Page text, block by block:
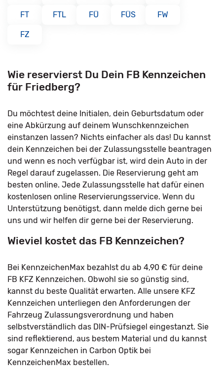
FT FTL FÜ FÜS FW
FZ
Wie reservierst Du Dein FB Kennzeichen
für Friedberg?
Du möchtest deine Initialen, dein Geburtsdatum oder
eine Abkürzung auf deinem Wunschkennzeichen
einstanzen lassen? Nichts einfacher als das! Du kannst
dein Kennzeichen bei der Zulassungsstelle beantragen
und wenn es noch verfügbar ist, wird dein Auto in der
Regel darauf zugelassen. Die Reservierung geht am
besten online. Jede Zulassungsstelle hat dafür einen
kostenlosen online Reservierungsservice. Wenn du
Unterstützung benötigst, dann melde dich gerne bei
uns und wir helfen dir gerne bei der Reservierung.
Wieviel kostet das FB Kennzeichen?
Bei KennzeichenMax bezahlst du ab 4,90 € für deine
FB KFZ Kennzeichen. Obwohl sie so günstig sind,
kannst du beste Qualität erwarten. Alle unsere KFZ
Kennzeichen unterliegen den Anforderungen der
Fahrzeug Zulassungsverordnung und haben
selbstverständlich das DIN-Prüfsiegel eingestanzt. Sie
sind reflektierend, aus bestem Material und du kannst
sogar Kennzeichen in Carbon Optik bei
KennzeichenMax bestellen.